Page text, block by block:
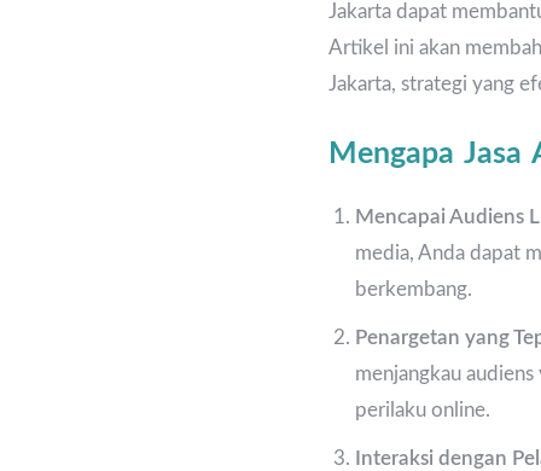
Jakarta dapat
Artikel ini akan
Jakarta, strategi yang
Mengapa Jasa
Mencapai Audiens
media, Anda dapat
berkembang.
Penargetan yang
menjangkau
perilaku online.
Interaksi dengan